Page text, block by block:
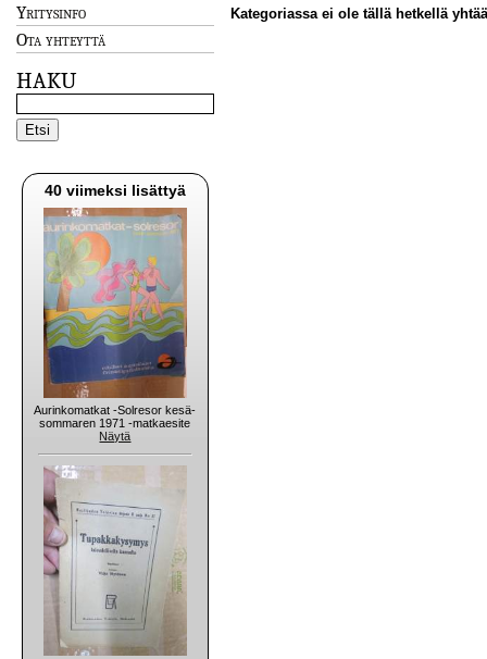
Yritysinfo
Ota yhteyttä
HAKU
40 viimeksi lisättyä
Aurinkomatkat -Solresor kesä-
sommaren 1971 -matkaesite
Näytä
Kategoriassa ei ole tällä hetkellä